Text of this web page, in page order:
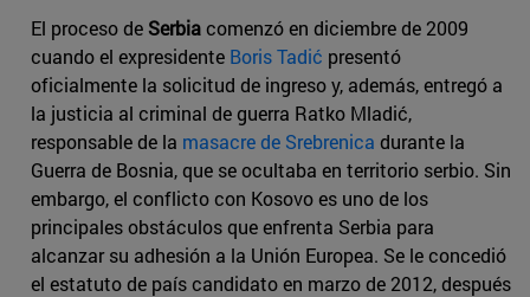
El proceso de Serbiacomenzó en diciembre de 2009
cuando el expresidente Boris Tadić presentó
oficialmente la solicitud de ingreso y, además, entregó a
la justicia al criminal de guerra Ratko Mladić,
responsable de la masacre de Srebrenica durante la
Guerra de Bosnia, que se ocultaba en territorio serbio. Sin
embargo, el conflicto con Kosovo es uno de los
principales obstáculos que enfrenta Serbia para
alcanzar su adhesión a la Unión Europea. Se le concedió
el estatuto de país candidato en marzo de 2012, después